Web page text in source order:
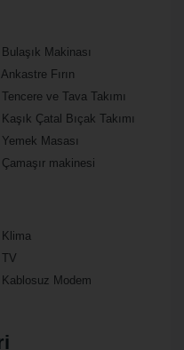
Bulaşık Makinası
Ankastre Fırın
Tencere ve Tava Takımı
Kaşık Çatal Bıçak Takımı
Yemek Masası
Çamaşır makinesi
Klima
TV
Kablosuz Modem